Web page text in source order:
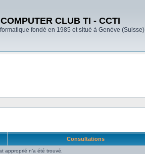
COMPUTER CLUB TI - CCTI
fondé en 1985 et situé à Genève (Suisse)
Consultations
approprié n’a été trouvé.